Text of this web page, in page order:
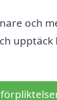
och